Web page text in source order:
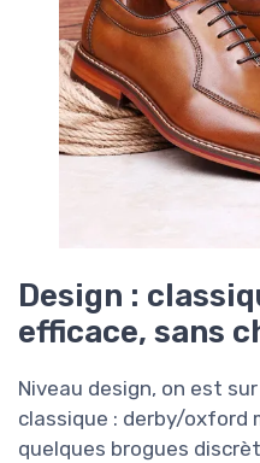
Design :
efficace, sans
Niveau design, on est
classique : derby/oxford
quelques brogues